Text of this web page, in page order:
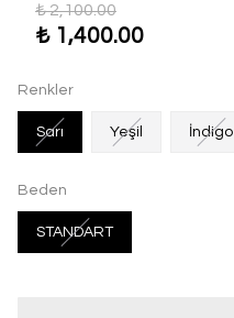
₺ 2,100.00
₺ 1,400.00
Renkler
Sarı Yeşil İndigo
Beden
STANDART